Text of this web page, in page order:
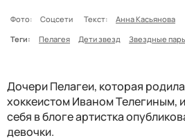
Фото: Соцсети Текст: Анна Касьянова
Теги:
Пелагея Дети звезд Звездные
Дочери Пелагеи, которая
хоккеистом Иваном Телегиным,
себя в блоге артистка
девочки.